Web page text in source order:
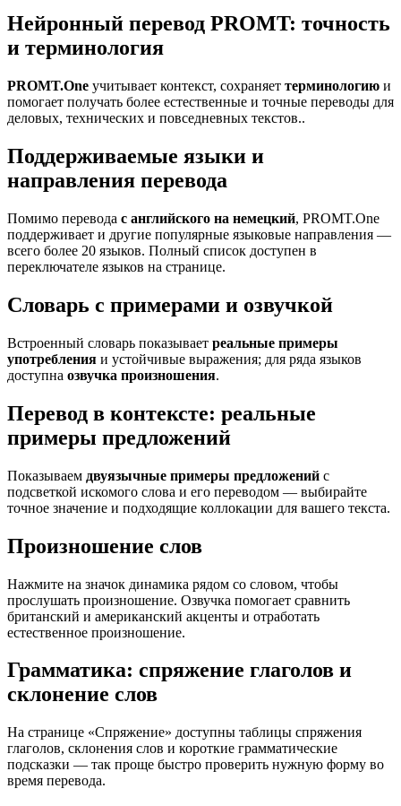
Нейронный перевод PROMT: точность
и терминология
PROMT.One учитывает контекст, сохраняет терминологию и
помогает получать более естественные и точные переводы для
деловых, технических и повседневных текстов..
Поддерживаемые языки и
направления перевода
Помимо перевода с английского на немецкий, PROMT.One
поддерживает и другие популярные языковые направления —
всего более 20 языков. Полный список доступен в
переключателе языков на странице.
Словарь с примерами и озвучкой
Встроенный словарь показывает реальные примеры
употребления и устойчивые выражения; для ряда языков
доступна озвучка произношения.
Перевод в контексте: реальные
примеры предложений
Показываем двуязычные примеры предложений с
подсветкой искомого слова и его переводом — выбирайте
точное значение и подходящие коллокации для вашего текста.
Произношение слов
Нажмите на значок динамика рядом со словом, чтобы
прослушать произношение. Озвучка помогает сравнить
британский и американский акценты и отработать
естественное произношение.
Грамматика: спряжение глаголов и
склонение слов
На странице «Спряжение» доступны таблицы спряжения
глаголов, склонения слов и короткие грамматические
подсказки — так проще быстро проверить нужную форму во
время перевода.